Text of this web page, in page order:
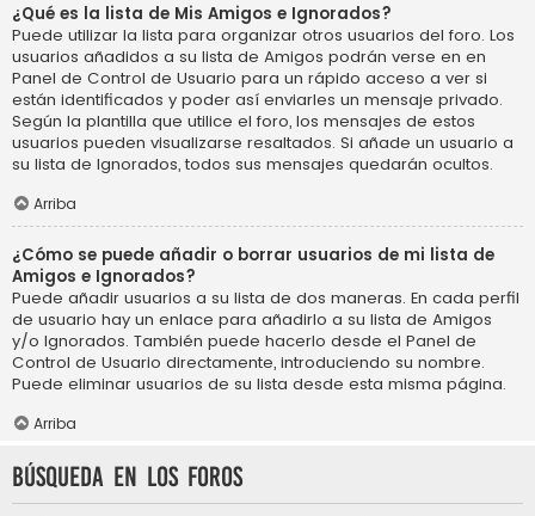
¿Qué es la lista de Mis Amigos e Ignorados?
Puede utilizar la lista para organizar otros usuarios del foro. Los
usuarios añadidos a su lista de Amigos podrán verse en en
Panel de Control de Usuario para un rápido acceso a ver si
están identificados y poder así enviarles un mensaje privado.
Según la plantilla que utilice el foro, los mensajes de estos
usuarios pueden visualizarse resaltados. Si añade un usuario a
su lista de Ignorados, todos sus mensajes quedarán ocultos.
Arriba
¿Cómo se puede añadir o borrar usuarios de mi lista de
Amigos e Ignorados?
Puede añadir usuarios a su lista de dos maneras. En cada perfil
de usuario hay un enlace para añadirlo a su lista de Amigos
y/o Ignorados. También puede hacerlo desde el Panel de
Control de Usuario directamente, introduciendo su nombre.
Puede eliminar usuarios de su lista desde esta misma página.
Arriba
Búsqueda en los foros